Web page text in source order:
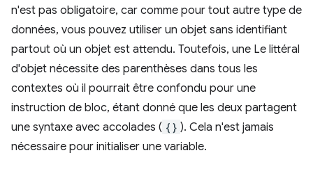
n'est pas obligatoire, car comme pour tout autre type de
données, vous pouvez utiliser un objet sans identifiant
partout où un objet est attendu. Toutefois, une Le littéral
d'objet nécessite des parenthèses dans tous les
contextes où il pourrait être confondu pour une
instruction de bloc, étant donné que les deux partagent
une syntaxe avec accolades ( {} ). Cela n'est jamais
nécessaire pour initialiser une variable.